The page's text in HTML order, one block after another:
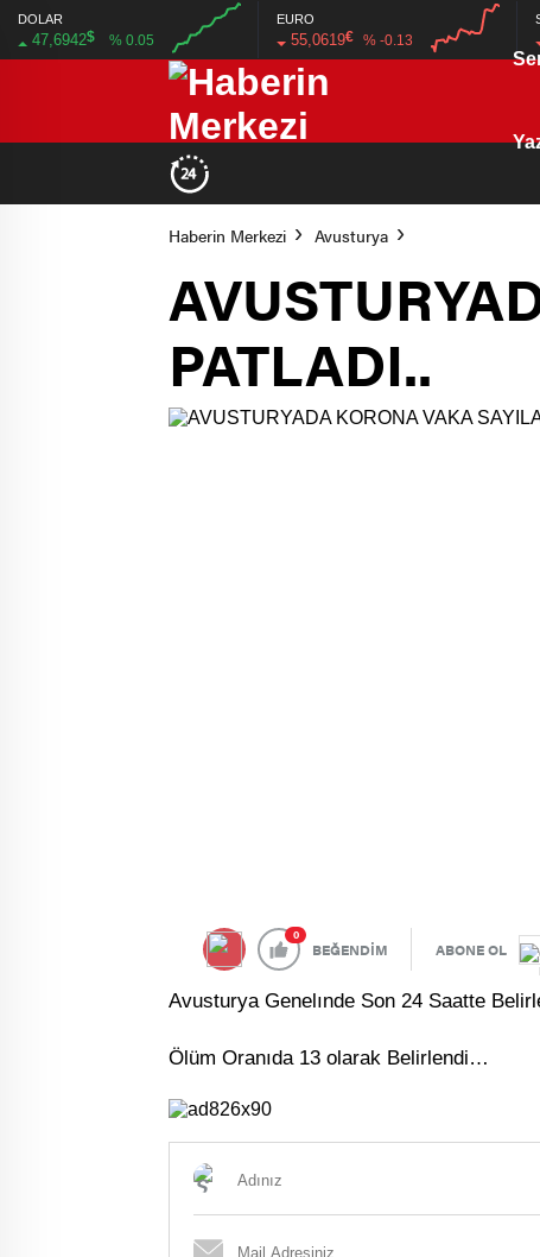
DOLAR
47,6942$ % 0.05
00:00 00:00
EURO
55,0619€ % -0.13
Haberin Merkezi Avusturya
PATLADI..
0
BEĞENDİM ABONE OL
Avusturya Genelınde Son 24 Saatte
Ölüm Oranıda 13 olarak Belirlendi…